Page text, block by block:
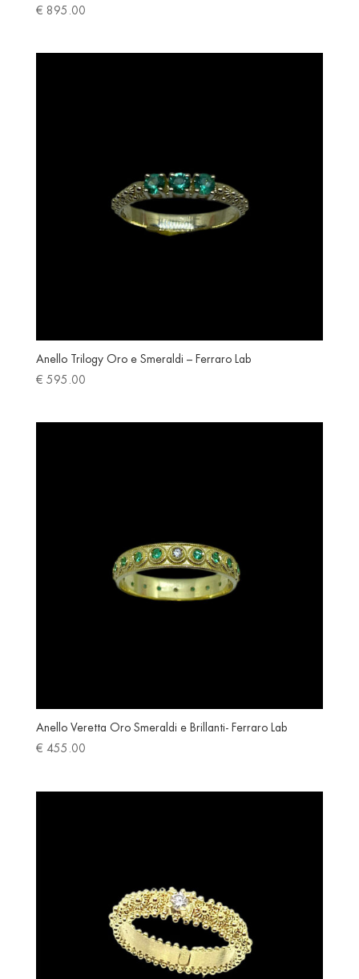
€ 895.00
Anello Trilogy Oro e Smeraldi – Ferraro Lab
€ 595.00
Anello Veretta Oro Smeraldi e Brillanti- Ferraro Lab
€ 455.00